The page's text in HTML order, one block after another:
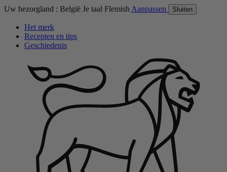
Uw bezorgland : België Je taal Flemish Aanpassen Sluiten
Het merk
Recepten en tips
Geschiedenis